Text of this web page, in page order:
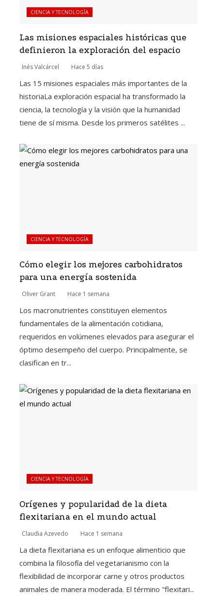
CIENCIA Y TECNOLOGÍA
Las misiones espaciales históricas que
definieron la exploración del espacio
Inés Valcárcel Hace 5 días
Las 15 misiones espaciales más importantes de la
historiaLa exploración espacial ha transformado la
ciencia, la tecnología y la visión que la humanidad
tiene de sí misma. Desde los primeros satélites ...
CIENCIA Y TECNOLOGÍA
Cómo elegir los mejores carbohidratos
para una energía sostenida
Oliver Grant Hace 1 semana
Los macronutrientes constituyen elementos
fundamentales de la alimentación cotidiana,
requeridos en volúmenes elevados para asegurar el
óptimo desempeño del cuerpo. Principalmente, se
clasifican en tr...
CIENCIA Y TECNOLOGÍA
Orígenes y popularidad de la dieta
flexitariana en el mundo actual
Claudia Azevedo Hace 1 semana
La dieta flexitariana es un enfoque alimenticio que
combina la filosofía del vegetarianismo con la
flexibilidad de incorporar carne y otros productos
animales de manera moderada. El término "flexitari...